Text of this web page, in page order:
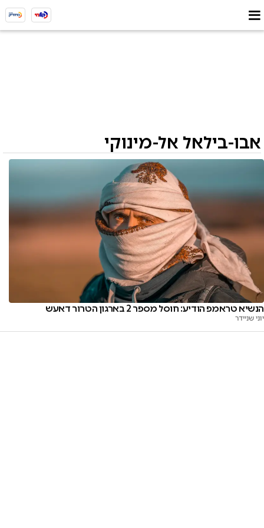
אבו-בילאל אל-מינוקי
הנשיא טראמפ הודיע: חוסל מספר 2 בארגון הטרור דאעש
יוני שניידר